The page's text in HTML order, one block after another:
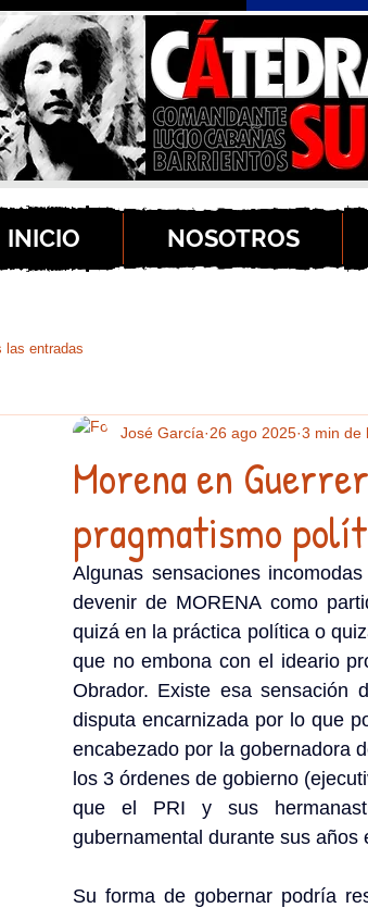
INICIO NOSOTROS
las entradas
Morena en
pragmatismo
José García 26 ago 2025 3 min de
Algunas sensaciones
devenir de MORENA como
quizá en la práctica política o
que no embona con el ideario
Obrador. Existe esa sensación
disputa encarnizada por lo que
encabezado por la gobernadora
los 3 órdenes de gobierno
que el PRI y sus
gubernamental durante sus años
Su forma de gobernar podría